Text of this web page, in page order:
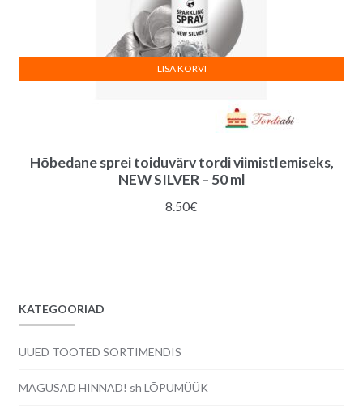
Hõbedane sprei toiduvärv tordi viimistlemiseks,
NEW SILVER – 50 ml
8.50€
LISA KORVI
KATEGOORIAD
UUED TOOTED SORTIMENDIS
MAGUSAD HINNAD! sh LÕPUMÜÜK